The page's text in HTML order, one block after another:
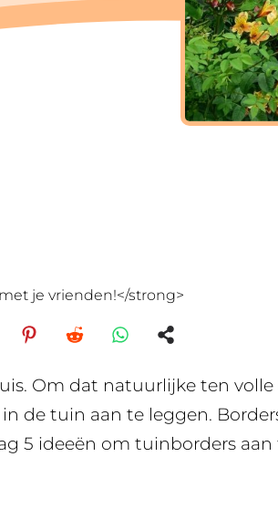
je vrienden!</strong>
Om dat natuurlijke ten volle
de tuin aan te leggen.
5 ideeën om tuinborders